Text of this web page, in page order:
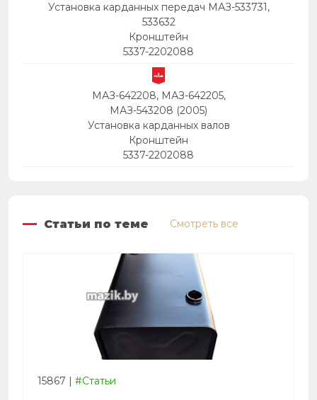
Установка карданных передач МАЗ-533731,
533632
Кронштейн
5337-2202088
МАЗ-642208, МАЗ-642205,
МАЗ-543208 (2005)
Установка карданных валов
Кронштейн
5337-2202088
Статьи по теме Смотреть все
15867 | #Статьи